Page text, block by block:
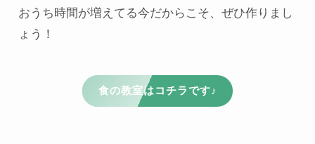
おうち時間が増えてる今だからこそ、ぜひ作りまし
食の教室はコチラです♪